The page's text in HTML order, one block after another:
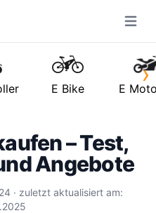
Open
›
E Bike E
– Test,
Angebote
· zuletzt aktualisiert am: